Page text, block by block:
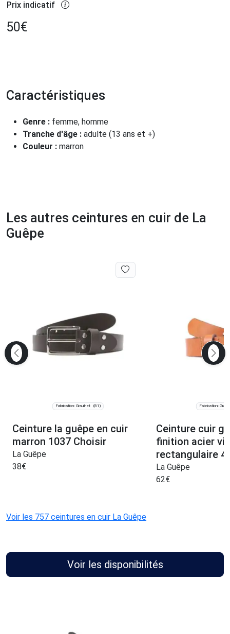
Prix indicatif
50€
Caractéristiques
Genre : femme, homme
Tranche d'âge : adulte (13 ans et +)
Couleur : marron
Les autres ceintures en cuir de La
Guêpe
Fabrication: Graulhet (81)
Ceinture la guêpe en cuir
marron 1037 Choisir
La Guêpe
38€
Fabrication:
Ceinture cuir
finition acier
rectangulaire
La Guêpe
62€
Voir les 757 ceintures en cuir La Guêpe
Voir les disponibilités